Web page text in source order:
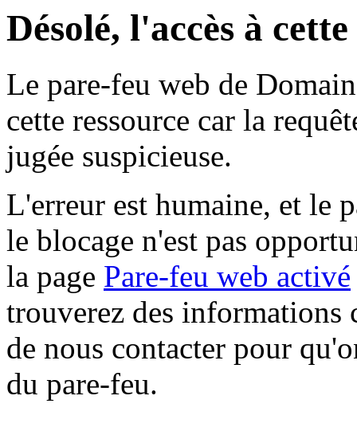
Désolé, l'accès à
Le pare-feu web de
cette ressource car la
jugée suspicieuse.
L'erreur est humaine, et le
le blocage n'est pas
la page Pare-feu web activé
trouverez des informations
de nous contacter pour
du pare-feu.